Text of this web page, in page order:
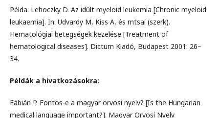
Példa: Lehoczky D. Az idült myeloid leukemia [Chronic myeloid
leukaemia]. In: Udvardy M, Kiss A, és mtsai (szerk).
Hematológiai betegségek kezelése [Treatment of
hematological diseases]. Dictum Kiadó, Budapest 2001: 26–
34.
Példák a hivatkozásokra:
Fábián P. Fontos-e a magyar orvosi nyelv? [Is the Hungarian
medical language important?]. Magyar Orvosi Nyelv